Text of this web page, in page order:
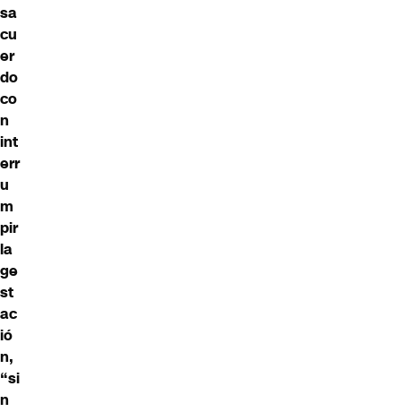
sa
cu
er
do
co
n
int
err
u
m
pir
la
ge
st
ac
ió
n,
“si
n